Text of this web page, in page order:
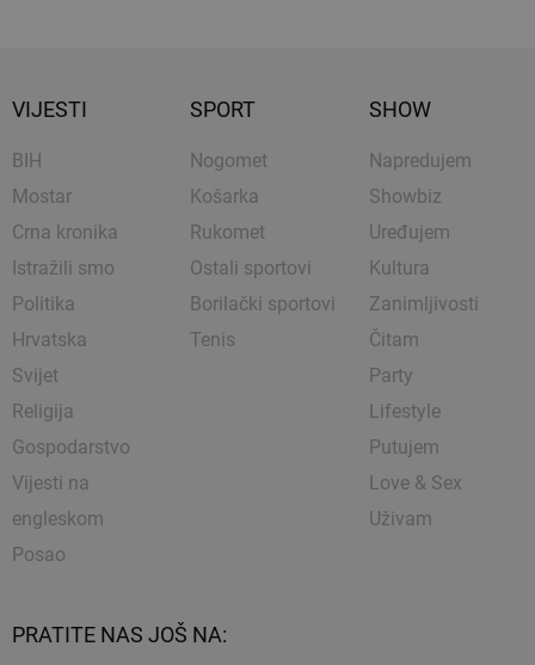
VIJESTI
BIH
Mostar
Crna kronika
Istražili smo
Politika
Hrvatska
Svijet
Religija
Gospodarstvo
Vijesti na
engleskom
Posao
SPORT
Nogomet
Košarka
Rukomet
Ostali sportovi
Borilački sportovi
Tenis
SHOW
Napredujem
Showbiz
Uređujem
Kultura
Zanimljivosti
Čitam
Party
Lifestyle
Putujem
Love & Sex
Uživam
PRATITE NAS JOŠ NA: